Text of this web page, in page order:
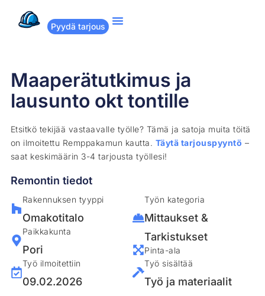
Pyydä tarjous
Maaperätutkimus ja
lausunto okt tontille
Etsitkö tekijää vastaavalle työlle? Tämä ja satoja muita töitä
on ilmoitettu Remppakamun kautta. Täytä tarjouspyyntö –
saat keskimäärin 3-4 tarjousta työllesi!
Remontin tiedot
Rakennuksen tyyppi
Omakotitalo
Paikkakunta
Pori
Työ ilmoitettiin
09.02.2026
Työn kategoria
Mittaukset &
Tarkistukset
Pinta-ala
Työ sisältää
Työ ja materiaalit